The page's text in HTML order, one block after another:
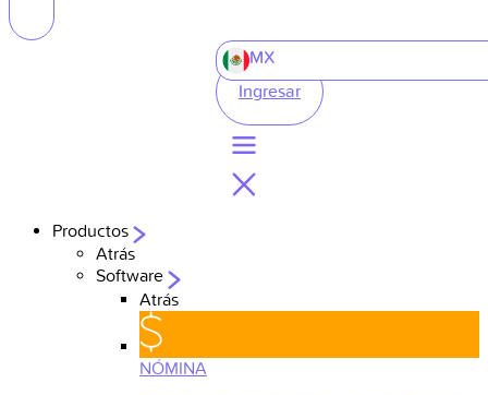
MX
Ingresar
Productos
Atrás
Software
Atrás
NÓMINA